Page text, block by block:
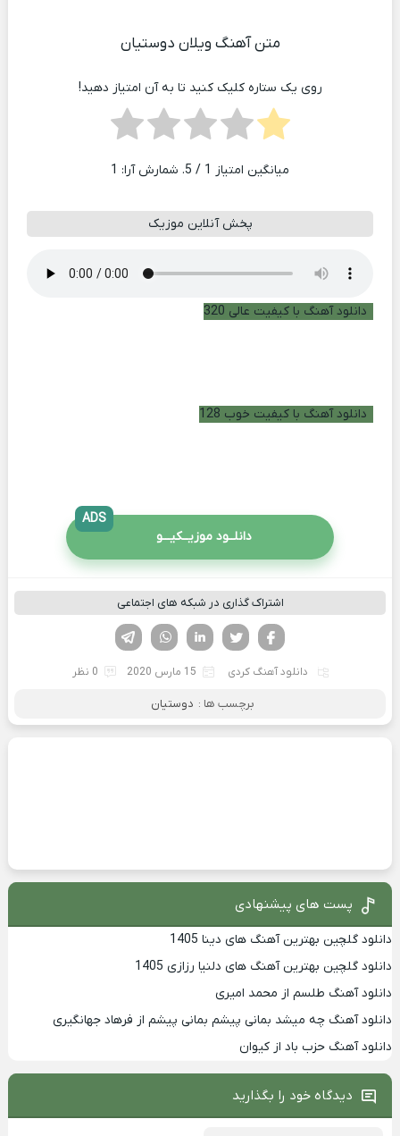
متن آهنگ ویلان دوستیان
روی یک ستاره کلیک کنید تا به آن امتیاز دهید!
میانگین امتیاز 1 / 5. شمارش آرا: 1
پخش آنلاین موزیک
دانلود آهنگ با کیفیت عالی 320
دانلود آهنگ با کیفیت خوب 128
دانلــود موزیــکیـــو
ADS
اشتراک گذاری در شبکه های اجتماعی
لینکدین تویتر
فیسوک
دانلود آهنگ کردی 15 مارس 2020 0 نظر
برچسب ها : دوستیان
پست های پیشنهادی
دانلود گلچین بهترین آهنگ های دینا 1405
دانلود گلچین بهترین آهنگ های دلنیا رزازی 1405
دانلود آهنگ طلسم از محمد امیری
دانلود آهنگ چه میشد بمانی پیشم بمانی پیشم از فرهاد جهانگیری
دانلود آهنگ حزب باد از کیوان
دیدگاه خود را بگذارید